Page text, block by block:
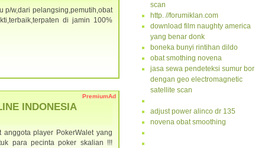
scan
http. //forumiklan.com
download film naughty america
yang benar donk
boneka bunyi rintihan dildo
obat smothing novena
jasa sewa pendeteksi sumur bor
dengan geo electromagnetic
satellite scan
adjust power alinco dr 135
novena obat smoothing
p/w,dari pelangsing,pemutih,obat
di jamin 100%
PremiumAd
INDONESIA
anggota player PokerWalet yang
para pecinta poker skalian !!!